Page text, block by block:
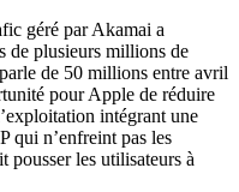
géré par Akamai a
de plusieurs millions de
de 50 millions entre avril
pour Apple de réduire
intégrant une
qui n’enfreint pas les
les utilisateurs à